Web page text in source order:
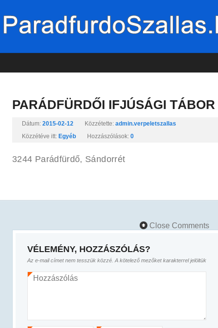
PARÁDFÜRDŐI IFJÚSÁGI TÁBOR
Dátum: 2015-02-12 Közzétette: admin.verpeletszallas
Közzétéve itt: Egyéb Hozzászólások: 0
3244 Parádfürdő, Sándorrét
Close Comments
VÉLEMÉNY, HOZZÁSZÓLÁS?
Az e-mail címet nem tesszük közzé. A kötelező mezőketkarakterrel jelöltük
Hozzászólás